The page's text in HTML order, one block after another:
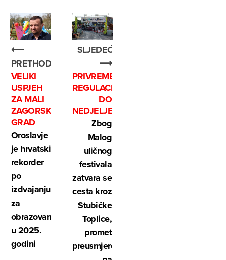
⟵
PRETHODNO
VELIKI
USPJEH
ZA MALI
ZAGORSKI
GRAD
Oroslavje
je hrvatski
rekorder
po
izdvajanju
za
obrazovanje
u 2025.
godini
SLJEDEĆE
⟶
PRIVREMENA
REGULACIJA
DO
NEDJELJE
Zbog
Malog
uličnog
festivala
zatvara se
cesta kroz
Stubičke
Toplice,
promet
preusmjeren